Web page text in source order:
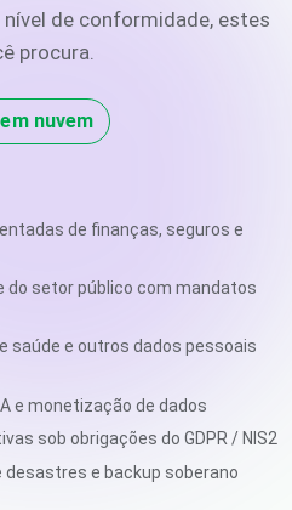
de conformidade, estes
procura.
nuvem
de finanças, seguros e
do setor público com mandatos
saúde e outros dados pessoais
e monetização de dados
sob obrigações do GDPR / NIS2
e backup soberano